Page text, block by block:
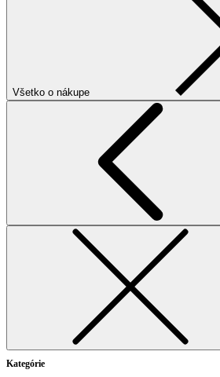
Všetko o nákupe
Kategórie